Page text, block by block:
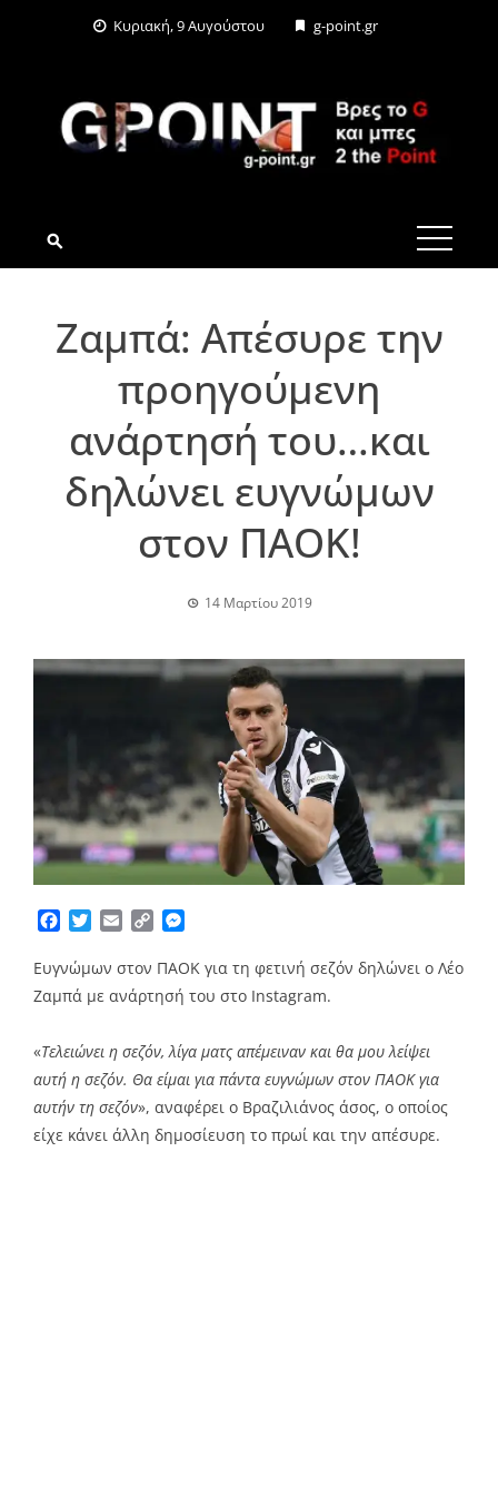
Κυριακή, 9 Αυγούστου g-point.gr
G-POINT.GR
Ζαμπά: Απέσυρε την
προηγούμενη
ανάρτησή του…και
δηλώνει ευγνώμων
στον ΠΑΟΚ!
14 Μαρτίου 2019
Facebook
TwitterEmailCopy
Ευγνώμων στον ΠΑΟΚ για τη φετινή σεζόν δηλώνει ο Λέο
Ζαμπά με ανάρτησή του στο Instagram.
«Τελειώνει η σεζόν, λίγα ματς απέμειναν και θα μου λείψει
αυτή η σεζόν. Θα είμαι για πάντα ευγνώμων στον ΠΑΟΚ για
αυτήν τη σεζόν», αναφέρει ο Βραζιλιάνος άσος, ο οποίος
είχε κάνει άλλη δημοσίευση το πρωί και την απέσυρε.